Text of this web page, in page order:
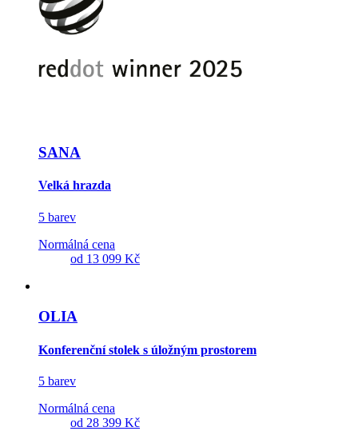
SANA
Velká hrazda
5 barev
Normálná cena
od 13 099 Kč
OLIA
Konferenční stolek s úložným prostorem
5 barev
Normálná cena
od 28 399 Kč